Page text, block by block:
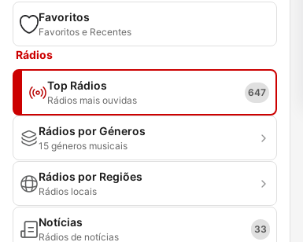
Favoritos
Favoritos e Recentes
Rádios
Top Rádios
Rádios mais ouvidas
647
Rádios por Géneros
15 géneros musicais
Rádios por Regiões
Rádios locais
Notícias
Rádios de notícias
33